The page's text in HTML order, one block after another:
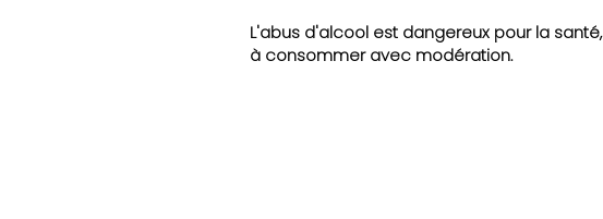
L'abus d'alcool est dangereux pour la santé,
à consommer avec modération.